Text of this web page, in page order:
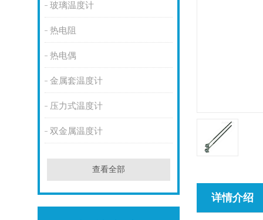
玻璃温度计
热电阻
热电偶
金属套温度计
压力式温度计
双金属温度计
查看全部
详情介绍